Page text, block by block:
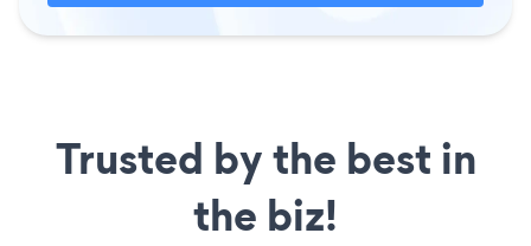
Trusted by the best in
the biz!